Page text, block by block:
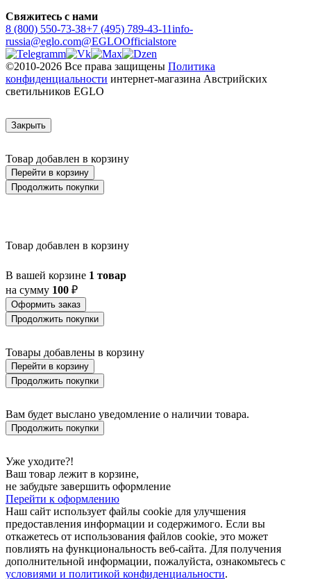
Свяжитесь с нами
8 (800) 550-73-38+7 (495) 789-43-11info-
russia@eglo.com@EGLOOfficialstore
©2010-2026 Все права защищены Политика
конфиденциальности интернет-магазина Австрийских
светильников EGLO
Закрыть
Товар добавлен в корзину
Перейти в корзину
Продолжить покупки
Товар добавлен в корзину
В вашей корзине 1 товар
на сумму 100 ₽
Оформить заказ
Продолжить покупки
Товары добавлены в корзину
Перейти в корзину
Продолжить покупки
Вам будет выслано уведомление о наличии товара.
Продолжить покупки
Уже уходите?!
Ваш товар лежит в корзине,
не забудьте завершить оформление
Перейти к оформлению
Наш сайт использует файлы cookie для улучшения
предоставления информации и содержимого. Если вы
откажетесь от использования файлов cookie, это может
повлиять на функциональность веб-сайта. Для получения
дополнительной информации, пожалуйста, ознакомьтесь с
условиями и политикой конфиденциальности.